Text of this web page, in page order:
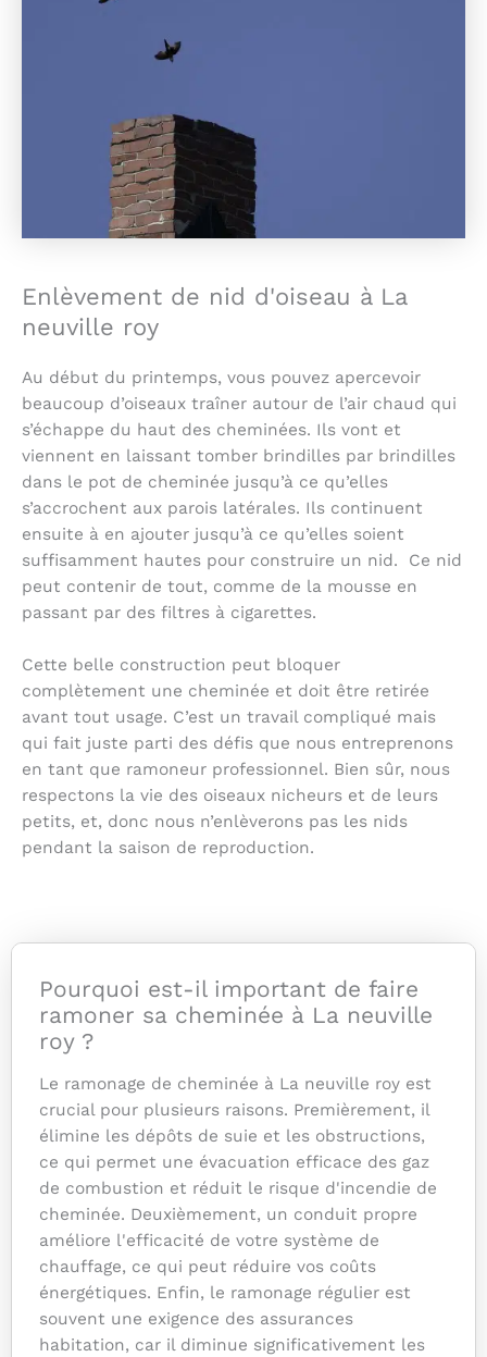
Enlèvement de nid d'oiseau à La
neuville roy
Au début du printemps, vous pouvez apercevoir
beaucoup d’oiseaux traîner autour de l’air chaud qui
s’échappe du haut des cheminées. Ils vont et
viennent en laissant tomber brindilles par brindilles
dans le pot de cheminée jusqu’à ce qu’elles
s’accrochent aux parois latérales. Ils continuent
ensuite à en ajouter jusqu’à ce qu’elles soient
suffisamment hautes pour construire un nid. Ce nid
peut contenir de tout, comme de la mousse en
passant par des filtres à cigarettes.
Cette belle construction peut bloquer
complètement une cheminée et doit être retirée
avant tout usage. C’est un travail compliqué mais
qui fait juste parti des défis que nous entreprenons
en tant que ramoneur professionnel. Bien sûr, nous
respectons la vie des oiseaux nicheurs et de leurs
petits, et, donc nous n’enlèverons pas les nids
pendant la saison de reproduction.
Pourquoi est-il important de faire
ramoner sa cheminée à La neuville
roy ?
Le ramonage de cheminée à La neuville roy est
crucial pour plusieurs raisons. Premièrement, il
élimine les dépôts de suie et les obstructions,
ce qui permet une évacuation efficace des gaz
de combustion et réduit le risque d'incendie de
cheminée. Deuxièmement, un conduit propre
améliore l'efficacité de votre système de
chauffage, ce qui peut réduire vos coûts
énergétiques. Enfin, le ramonage régulier est
souvent une exigence des assurances
habitation, car il diminue significativement les